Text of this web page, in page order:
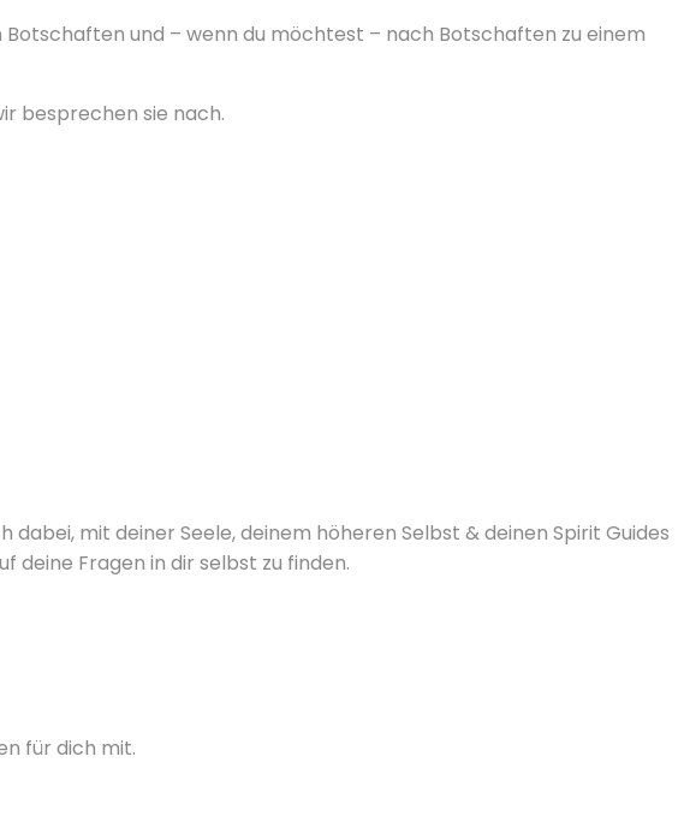
und – wenn du möchtest – nach Botschaften zu einem
besprechen sie nach.
mit deiner Seele, deinem höheren Selbst & deinen Spirit Guides
deine Fragen in dir selbst zu finden.
für dich mit.